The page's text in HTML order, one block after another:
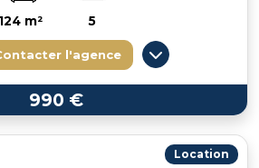
124 m² 5
l'agence
990 €
Location